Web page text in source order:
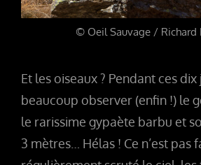
© Oeil Sauvage / Richard
Et les oiseaux ? Pendant ces dix
beaucoup observer (enfin !) le
le rarissime gypaète barbu et
3 mètres… Hélas ! Ce n’est pas